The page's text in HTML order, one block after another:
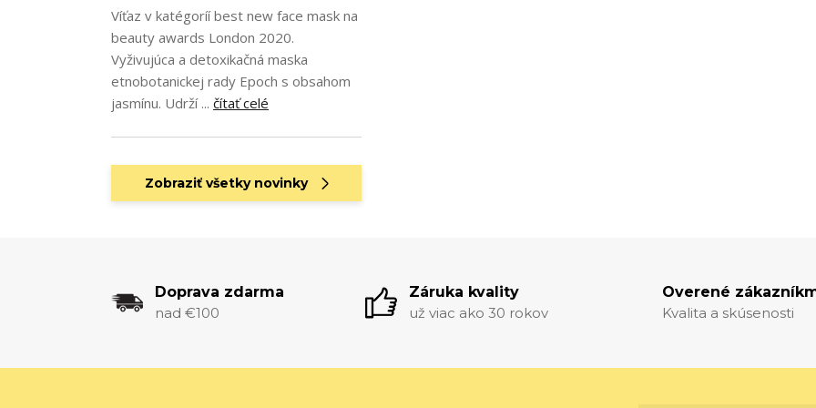
Víťaz v katégoríí best new face mask na
beauty awards London 2020.
Vyživujúca a detoxikačná maska
etnobotanickej rady Epoch s obsahom
jasmínu. Udrží ... čítať celé
Zobraziť všetky novinky
Doprava zdarma
nad €100
Záruka kvality
už viac ako 30 rokov
Overené
Kvalita a skúsenosti